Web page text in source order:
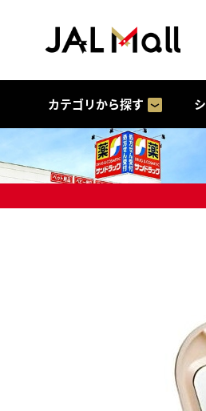
カテゴリから探す